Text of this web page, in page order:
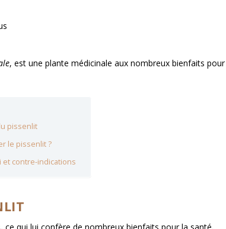
, est une plante médicinale aux nombreux bienfaits pour
pissenlit
le pissenlit ?
et contre-indications